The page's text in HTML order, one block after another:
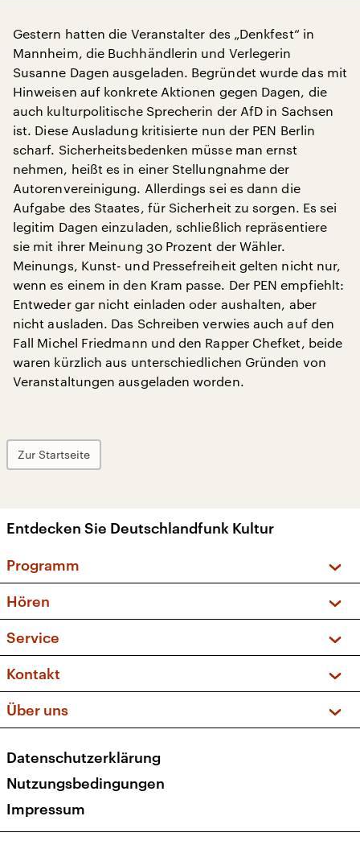
Gestern hatten die Veranstalter des „Denkfest“ in
Mannheim, die Buchhändlerin und Verlegerin
Susanne Dagen ausgeladen. Begründet wurde das mit
Hinweisen auf konkrete Aktionen gegen Dagen, die
auch kulturpolitische Sprecherin der AfD in Sachsen
ist. Diese Ausladung kritisierte nun der PEN Berlin
scharf. Sicherheitsbedenken müsse man ernst
nehmen, heißt es in einer Stellungnahme der
Autorenvereinigung. Allerdings sei es dann die
Aufgabe des Staates, für Sicherheit zu sorgen. Es sei
legitim Dagen einzuladen, schließlich repräsentiere
sie mit ihrer Meinung 30 Prozent der Wähler.
Meinungs, Kunst- und Pressefreiheit gelten nicht nur,
wenn es einem in den Kram passe. Der PEN empfiehlt:
Entweder gar nicht einladen oder aushalten, aber
nicht ausladen. Das Schreiben verwies auch auf den
Fall Michel Friedmann und den Rapper Chefket, beide
waren kürzlich aus unterschiedlichen Gründen von
Veranstaltungen ausgeladen worden.
Zur Startseite
Entdecken Sie Deutschlandfunk Kultur
Programm
Sendungen und Podcasts
Musikliste
Kakadu – Das Kinderprogramm
Hören
Frequenzen (UKW + DAB+)
Service
FAQ
Apps
Newsletter
Veranstaltungen
Kontakt
Social Media
Über uns
Presse
Karriere
Transparenz
Datenschutzerklärung
Nutzungsbedingungen
Impressum